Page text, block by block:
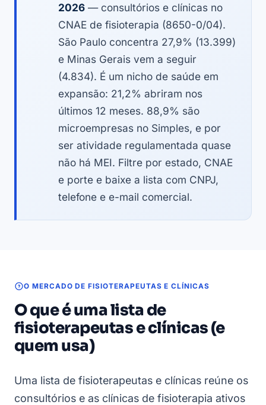
2026 — consultórios e clínicas no
CNAE de fisioterapia (8650-0/04).
São Paulo concentra 27,9% (13.399)
e Minas Gerais vem a seguir
(4.834). É um nicho de saúde em
expansão: 21,2% abriram nos
últimos 12 meses. 88,9% são
microempresas no Simples, e por
ser atividade regulamentada quase
não há MEI. Filtre por estado, CNAE
e porte e baixe a lista com CNPJ,
telefone e e-mail comercial.
O MERCADO DE FISIOTERAPEUTAS E CLÍNICAS
O que é uma lista de
fisioterapeutas e clínicas (e
quem usa)
Uma lista de fisioterapeutas e clínicas reúne os
consultórios e as clínicas de fisioterapia ativos